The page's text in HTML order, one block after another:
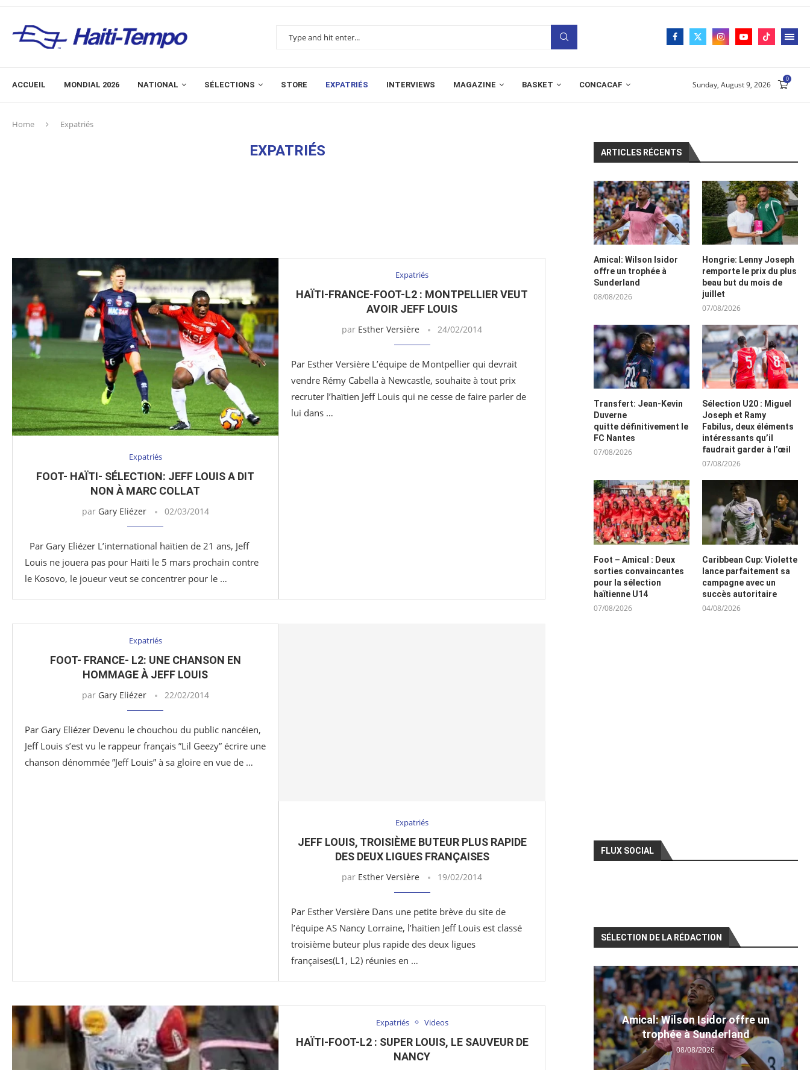
ACCUEIL MONDIAL 2026 NATIONAL SÉLECTIONS STORE EXPATRIÉS INTERVIEWS MAGAZINE BASKET CONCACAF Sunday, August 9, 2026
0
Home Expatriés
EXPATRIÉS
Expatriés
FOOT- HAÏTI- SÉLECTION: JEFF LOUIS A DIT
NON À MARC COLLAT
par Gary Eliézer 02/03/2014
Par Gary Eliézer L’international haïtien de 21 ans, Jeff
Louis ne jouera pas pour Haïti le 5 mars prochain contre
le Kosovo, le joueur veut se concentrer pour le …
Expatriés
HAÏTI-FRANCE-FOOT-L2 : MONTPELLIER VEUT
AVOIR JEFF LOUIS
par Esther Versière 24/02/2014
Par Esther Versière L’équipe de Montpellier qui devrait
vendre Rémy Cabella à Newcastle, souhaite à tout prix
recruter l’haïtien Jeff Louis qui ne cesse de faire parler de
lui dans …
Expatriés
FOOT- FRANCE- L2: UNE CHANSON EN
HOMMAGE À JEFF LOUIS
par Gary Eliézer 22/02/2014
Par Gary Eliézer Devenu le chouchou du public nancéien,
Jeff Louis s’est vu le rappeur français ”Lil Geezy” écrire une
chanson dénommée ”Jeff Louis” à sa gloire en vue de …
Expatriés
JEFF LOUIS, TROISIÈME BUTEUR PLUS RAPIDE
DES DEUX LIGUES FRANÇAISES
par Esther Versière 19/02/2014
Par Esther Versière Dans une petite brève du site de
l’équipe AS Nancy Lorraine, l’haïtien Jeff Louis est classé
troisième buteur plus rapide des deux ligues
françaises(L1, L2) réunies en …
Expatriés Videos
HAÏTI-FOOT-L2 : SUPER LOUIS, LE SAUVEUR DE
NANCY
ARTICLES RÉCENTS
Amical: Wilson Isidor
offre un trophée à
Sunderland
08/08/2026
Hongrie: Lenny Joseph
remporte le prix du plus
beau but du mois de
juillet
07/08/2026
Transfert: Jean-Kevin
Duverne
quitte définitivement le
FC Nantes
07/08/2026
Sélection U20 : Miguel
Joseph et Ramy
Fabilus, deux éléments
intéressants qu’il
faudrait garder à l’œil
07/08/2026
Foot – Amical : Deux
sorties convaincantes
pour la sélection
haïtienne U14
07/08/2026
Caribbean Cup: Violette
lance parfaitement sa
campagne avec un
succès autoritaire
04/08/2026
FLUX SOCIAL
SÉLECTION DE LA RÉDACTION
Amical: Wilson Isidor offre un
trophée à Sunderland
08/08/2026